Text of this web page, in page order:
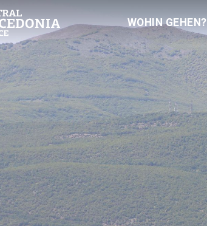
WOHIN GEHEN?